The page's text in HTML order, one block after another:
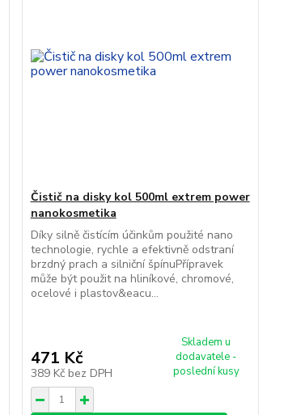
Čistič na disky kol 500ml extrem power
nanokosmetika
Díky silně čistícím účinkům použité nano
technologie, rychle a efektivně odstraní
brzdný prach a silniční špínuPřípravek
může být použit na hliníkové, chromové,
ocelové i plastov&eacu...
471 Kč
389 Kč bez DPH
Skladem u
dodavatele -
poslední kusy